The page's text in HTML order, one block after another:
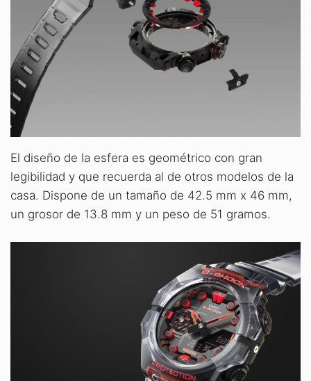
El diseño de la esfera es geométrico con gran
legibilidad y que recuerda al de otros modelos de la
casa. Dispone de un tamaño de 42.5 mm x 46 mm,
un grosor de 13.8 mm y un peso de 51 gramos.